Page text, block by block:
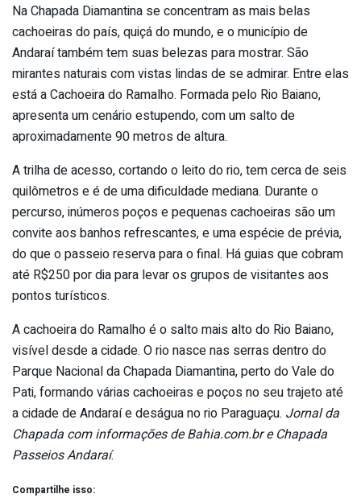
Na Chapada Diamantina se concentram as mais belas
cachoeiras do país, quiçá do mundo, e o município de
Andaraí também tem suas belezas para mostrar. São
mirantes naturais com vistas lindas de se admirar. Entre elas
está a Cachoeira do Ramalho. Formada pelo Rio Baiano,
apresenta um cenário estupendo, com um salto de
aproximadamente 90 metros de altura.
A trilha de acesso, cortando o leito do rio, tem cerca de seis
quilômetros e é de uma dificuldade mediana. Durante o
percurso, inúmeros poços e pequenas cachoeiras são um
convite aos banhos refrescantes, e uma espécie de prévia,
do que o passeio reserva para o final. Há guias que cobram
até R$250 por dia para levar os grupos de visitantes aos
pontos turísticos.
A cachoeira do Ramalho é o salto mais alto do Rio Baiano,
visível desde a cidade. O rio nasce nas serras dentro do
Parque Nacional da Chapada Diamantina, perto do Vale do
Pati, formando várias cachoeiras e poços no seu trajeto até
a cidade de Andaraí e deságua no rio Paraguaçu. Jornal da
Chapada com informações de Bahia.com.br e Chapada
Passeios Andaraí.
Compartilhe isso: